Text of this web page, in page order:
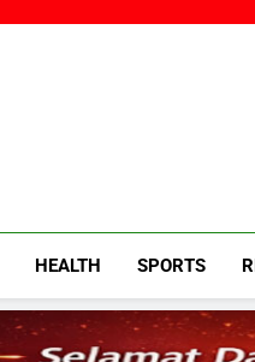
HEALTH SPORTS